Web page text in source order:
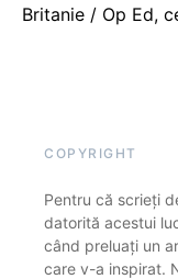
Britanie / Op Ed,
COPYRIGHT
Pentru că scrieți
datorită acestui
când preluați un
care v-a inspirat.